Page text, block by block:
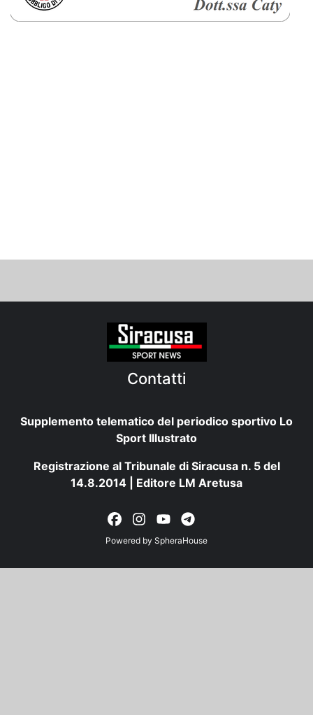
Contatti
Supplemento telematico del periodico sportivo Lo
Sport Illustrato
Registrazione al Tribunale di Siracusa n. 5 del
14.8.2014 | Editore LM Aretusa
Powered by SpheraHouse